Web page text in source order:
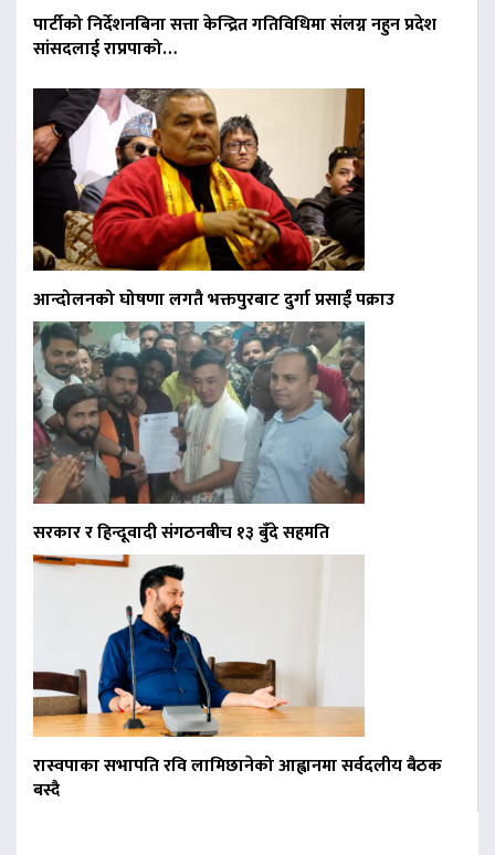
पार्टीको निर्देशनबिना सत्ता केन्द्रित गतिविधिमा संलग्न नहुन प्रदेश
सांसदलाई राप्रपाको…
आन्दोलनको घोषणा लगतै भक्तपुरबाट दुर्गा प्रसाईं पक्राउ
सरकार र हिन्दूवादी संगठनबीच १३ बुँदे सहमति
रास्वपाका सभापति रवि लामिछानेको आह्वानमा सर्वदलीय बैठक
बस्दै